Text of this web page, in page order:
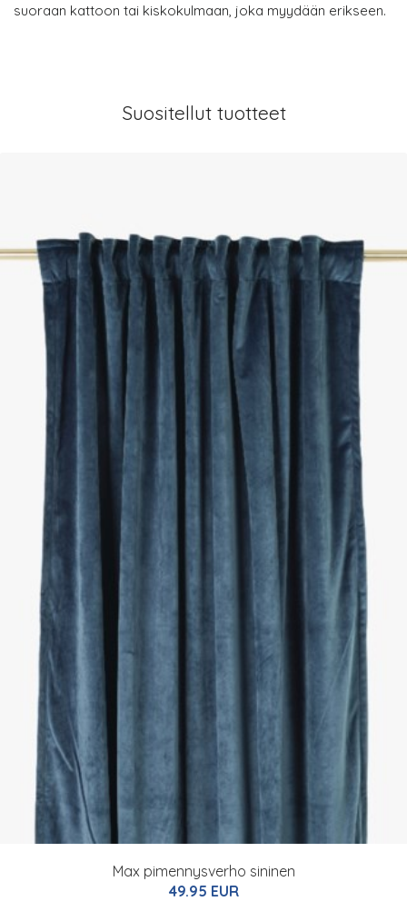
suoraan kattoon tai kiskokulmaan, joka myydään erikseen.
Suositellut tuotteet
Max pimennysverho sininen
49.95 EUR